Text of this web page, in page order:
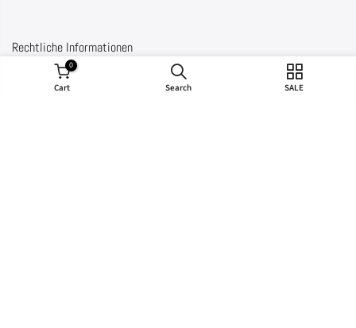
Rechtliche Informationen
Impressum
0
Cart Search SALE